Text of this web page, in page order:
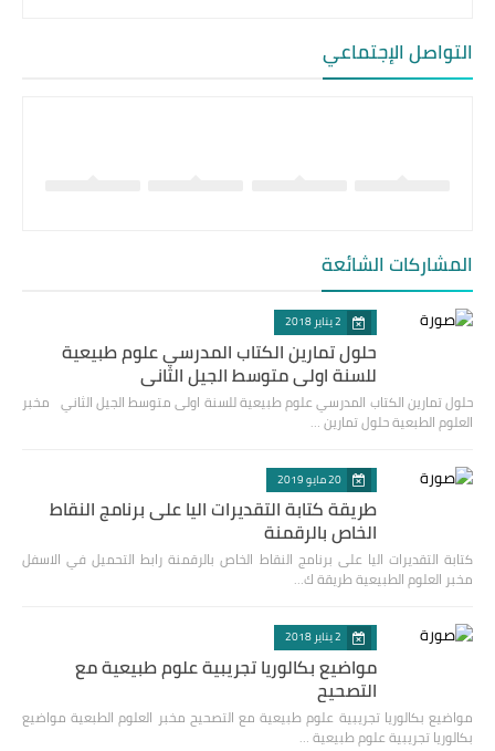
التواصل الإجتماعي
المشاركات الشائعة
2 يناير 2018
حلول تمارين الكتاب المدرسي علوم طبيعية
للسنة اولى متوسط الجيل الثاني
حلول تمارين الكتاب المدرسي علوم طبيعية للسنة اولى متوسط الجيل الثاني مخبر
العلوم الطبعية حلول تمارين …
20 مايو 2019
طريقة كتابة التقديرات اليا على برنامج النقاط
الخاص بالرقمنة
كتابة التقديرات اليا على برنامج النقاط الخاص بالرقمنة رابط التحميل في الاسفل
مخبر العلوم الطبيعية طريقة ك…
2 يناير 2018
مواضيع بكالوريا تجريبية علوم طبيعية مع
التصحيح
مواضيع بكالوريا تجريبية علوم طبيعية مع التصحيح مخبر العلوم الطبعية مواضيع
بكالوريا تجريبية علوم طبيعية …